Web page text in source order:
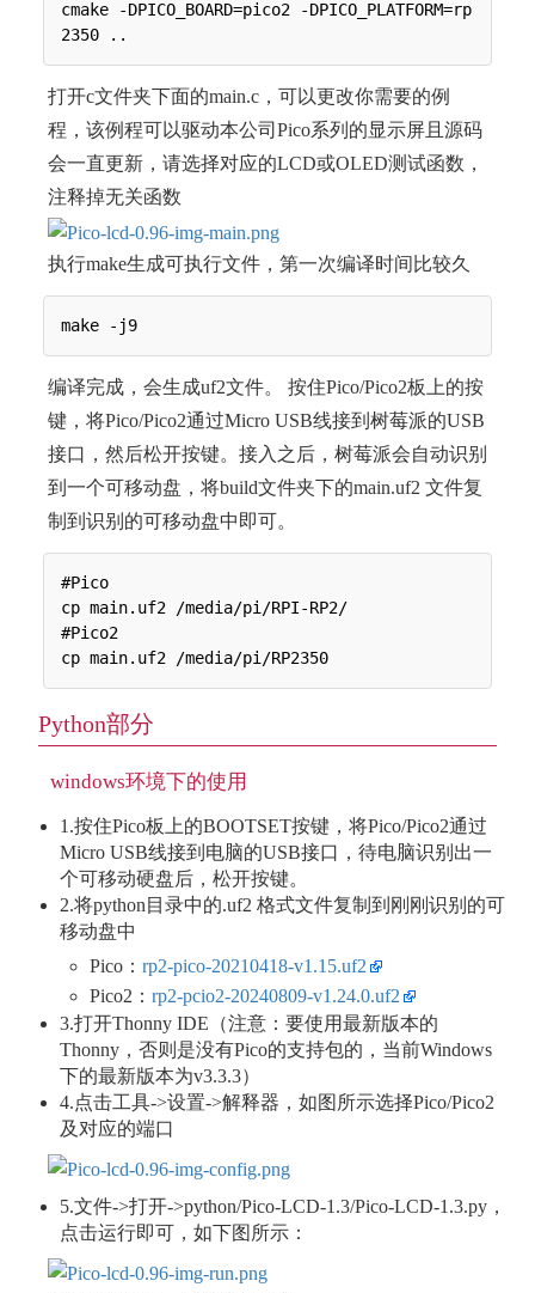
cmake -DPICO_BOARD=pico2 -DPICO_PLATFORM=rp
打开c文件夹下面的main.c，可以更改你需要的例
程，该例程可以驱动本公司Pico系列的显示屏且源码
会一直更新，请选择对应的LCD或OLED测试函数，
注释掉无关函数
执行make生成可执行文件，第一次编译时间比较久
编译完成，会生成uf2文件。 按住Pico/Pico2板上的按
键，将Pico/Pico2通过Micro USB线接到树莓派的USB
接口，然后松开按键。接入之后，树莓派会自动识别
到一个可移动盘，将build文件夹下的main.uf2 文件复
制到识别的可移动盘中即可。
#Pico
cp main.uf2 /media/pi/RPI-RP2/
#Pico2
Python部分
windows环境下的使用
1.按住Pico板上的BOOTSET按键，将Pico/Pico2通过
Micro USB线接到电脑的USB接口，待电脑识别出一
个可移动硬盘后，松开按键。
2.将python目录中的.uf2 格式文件复制到刚刚识别的可
移动盘中
Pico：rp2-pico-20210418-v1.15.uf2
Pico2：rp2-pcio2-20240809-v1.24.0.uf2
3.打开Thonny IDE（注意：要使用最新版本的
Thonny，否则是没有Pico的支持包的，当前Windows
下的最新版本为v3.3.3）
4.点击工具->设置->解释器，如图所示选择Pico/Pico2
及对应的端口
5.文件->打开->python/Pico-LCD-1.3/Pico-LCD-1.3.py，
点击运行即可，如下图所示：